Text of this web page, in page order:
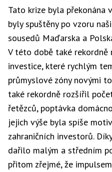
Tato krize byla překonána
byly spuštěny po vzoru
sousedů Maďarska a
V této době také rekordně
investice, které rychlým
průmyslové zóny novými
také rekordně rozšířil
řetězců, poptávka
jejich výše byla spíše
zahraničních investorů.
dařilo malým a středním
přitom zřejmé, že